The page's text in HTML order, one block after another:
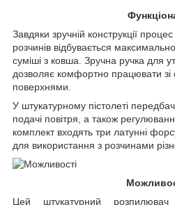
Завдяки зручній конструкції
розчинів відбувається
суміші з ковша. Зручна ручка для
дозволяє комфортно працювати зі
поверхнями.
У штукатурному пістолеті
подачі повітря, а також
комплект входять три латунні
для використання з розчинами
Цей штукатурний